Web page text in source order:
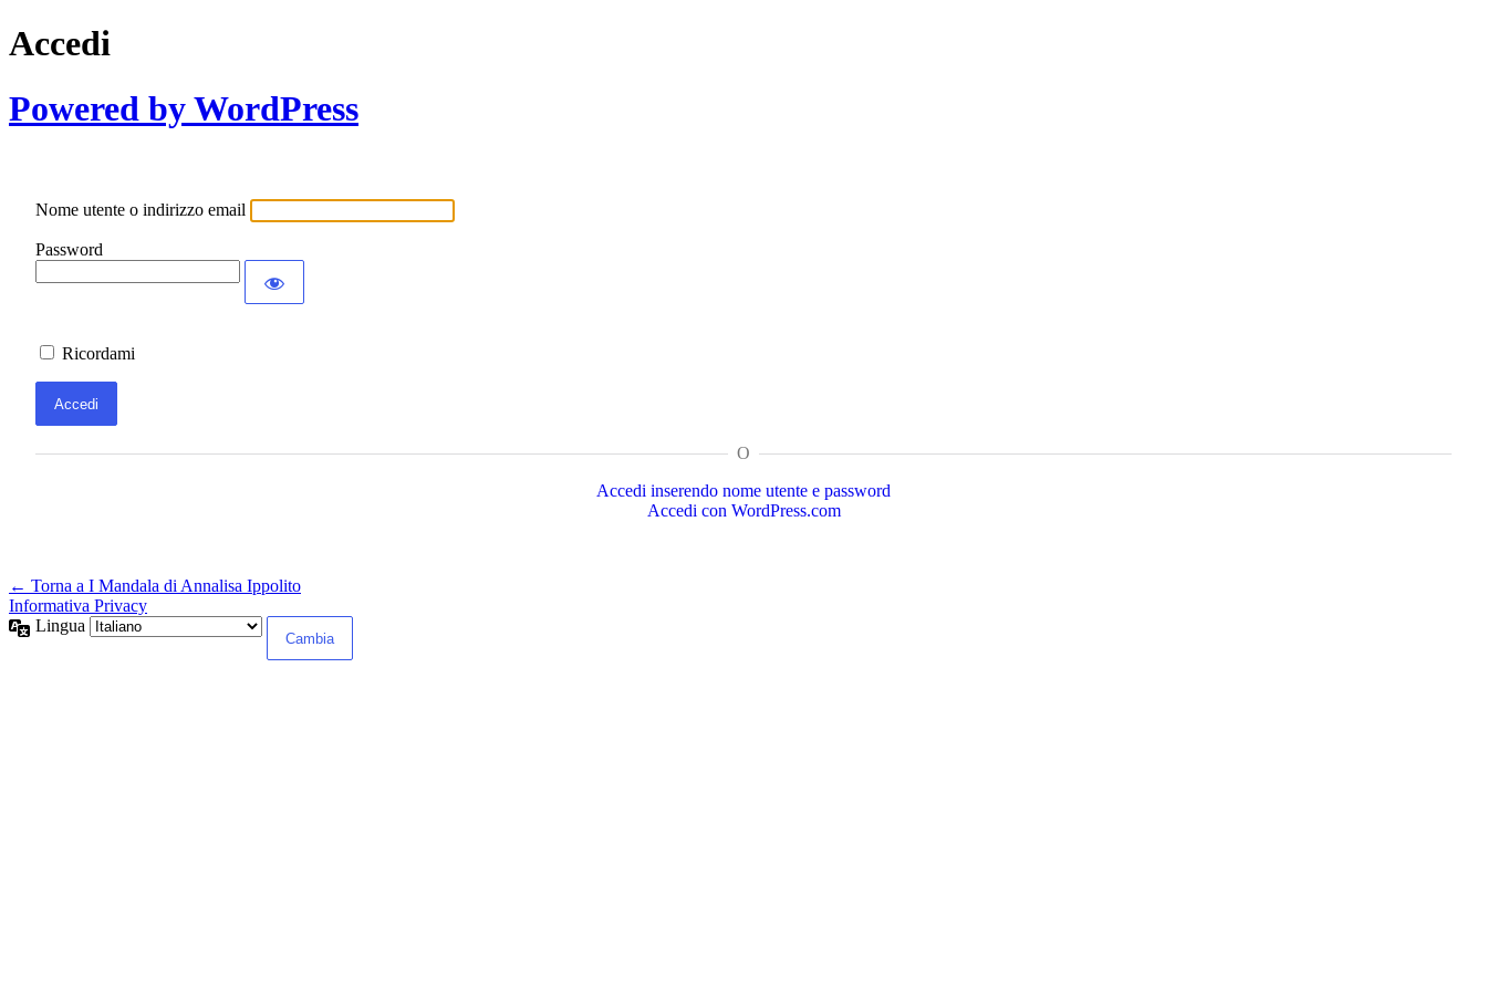
Accedi
Powered by WordPress
Nome utente o indirizzo email
Password
Ricordami
O
Accedi inserendo nome utente e password
Accedi con WordPress.com
← Torna a I Mandala di Annalisa Ippolito
Informativa Privacy
Lingua